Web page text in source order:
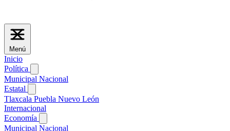
Menú
Inicio
Política
Municipal Nacional
Estatal
Tlaxcala Puebla Nuevo León
Internacional
Economía
Municipal Nacional